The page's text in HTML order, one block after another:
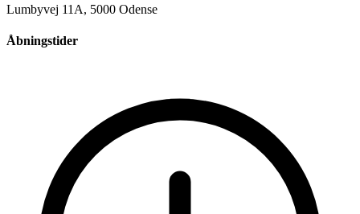
Lumbyvej 11A, 5000 Odense
Åbningstider